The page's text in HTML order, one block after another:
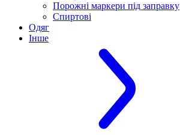
Порожні маркери під заправку
Спиртові
Одяг
Інше